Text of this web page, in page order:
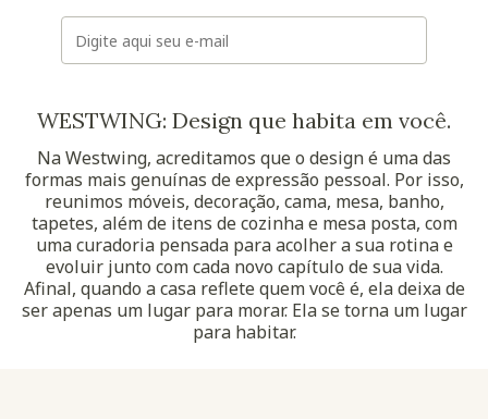
E-mail
WESTWING: Design que habita em você.
Na Westwing, acreditamos que o design é uma das
formas mais genuínas de expressão pessoal. Por isso,
reunimos móveis, decoração, cama, mesa, banho,
tapetes, além de itens de cozinha e mesa posta, com
uma curadoria pensada para acolher a sua rotina e
evoluir junto com cada novo capítulo de sua vida.
Afinal, quando a casa reflete quem você é, ela deixa de
ser apenas um lugar para morar. Ela se torna um lugar
para habitar.